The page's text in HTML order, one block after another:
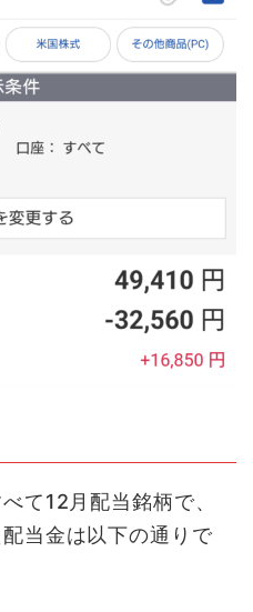
て12月配当銘柄で、
当金は以下の通りで